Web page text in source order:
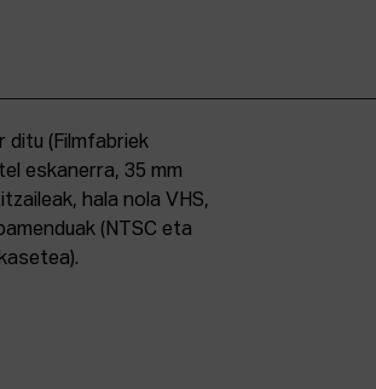
ditu (Filmfabriek
eskanerra, 35 mm
hala nola VHS,
(NTSC eta